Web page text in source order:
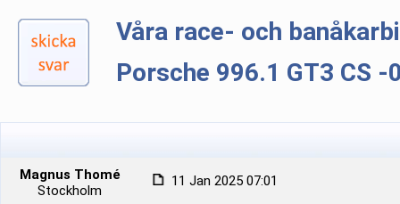
Våra race- och
Porsche 996.1 GT3 CS
Magnus Thomé
Stockholm
11 Jan 2025 07:01